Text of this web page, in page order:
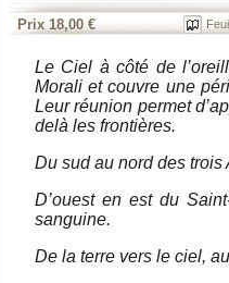
Prix 18,00 €
Le Ciel à côté de
Morali et couvre une
Leur réunion permet
delà les frontières.
Du sud au nord des
D’ouest en est du
sanguine.
De la terre vers le ciel,